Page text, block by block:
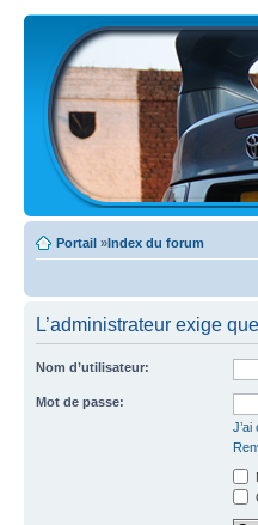
Portail »Index du forum
L’administrateur exige
Nom d’utilisateur:
Mot de passe: